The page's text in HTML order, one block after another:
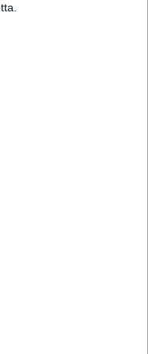
pitkäsulkijalla.